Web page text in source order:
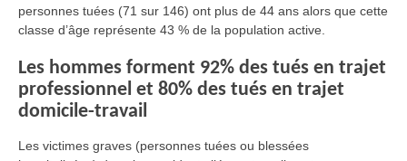
personnes tuées (71 sur 146) ont plus de 44 ans alors que cette
classe d’âge représente 43 % de la population active.
Les hommes forment 92% des tués en trajet
professionnel et 80% des tués en trajet
domicile-travail
Les victimes graves (personnes tuées ou blessées